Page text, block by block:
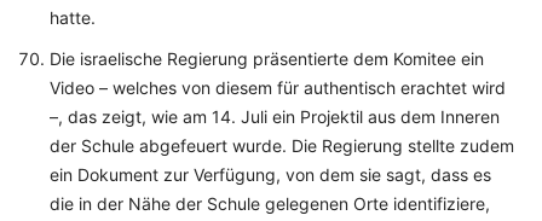
hatte.
Die israelische Regierung präsentierte dem Komitee ein
Video – welches von diesem für authentisch erachtet wird
–, das zeigt, wie am 14. Juli ein Projektil aus dem Inneren
der Schule abgefeuert wurde. Die Regierung stellte zudem
ein Dokument zur Verfügung, von dem sie sagt, dass es
die in der Nähe der Schule gelegenen Orte identifiziere,